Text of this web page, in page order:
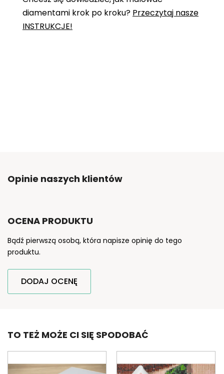
diamentami krok po kroku? Przeczytaj nasze
INSTRUKCJE!
Opinie naszych klientów
OCENA PRODUKTU
Bądź pierwszą osobą, która napisze opinię do tego
produktu.
DODAJ OCENĘ
TO TEŻ MOŻE CI SIĘ SPODOBAĆ